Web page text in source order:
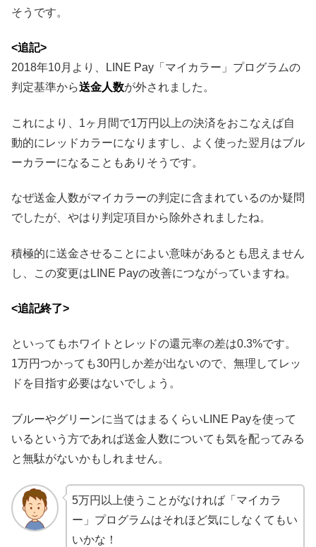
そうです。
<追記>
2018年10月より、LINE Pay「マイカラー」プログラムの
判定基準から送金人数が外されました。
これにより、1ヶ月間で1万円以上の決済をおこなえば自
動的にレッドカラーになりますし、よく使った翌月はブル
ーカラーになることもありそうです。
なぜ送金人数がマイカラーの判定に含まれているのか疑問
でしたが、やはり判定項目から除外されましたね。
積極的に送金させることによい意味があるとも思えません
し、この変更はLINE Payの改善につながっていますね。
<追記終了>
といってもホワイトとレッドの還元率の差は0.3%です。
1万円つかっても30円しか差が出ないので、無理してレッ
ドを目指す必要はないでしょう。
ブルーやグリーンに当てはまるくらいLINE Payを使って
いるという方であれば送金人数についても気を配ってみる
と無駄がないかもしれません。
5万円以上使うことがなければ「マイカラ
ー」プログラムはそれほど気にしなくてもい
いかな！